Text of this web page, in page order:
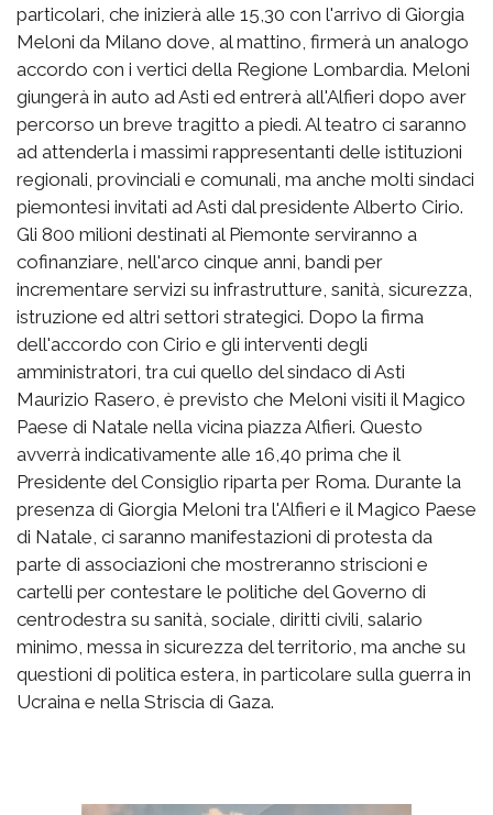
particolari, che inizierà alle 15,30 con l'arrivo di Giorgia
Meloni da Milano dove, al mattino, firmerà un analogo
accordo con i vertici della Regione Lombardia. Meloni
giungerà in auto ad Asti ed entrerà all'Alfieri dopo aver
percorso un breve tragitto a piedi. Al teatro ci saranno
ad attenderla i massimi rappresentanti delle istituzioni
regionali, provinciali e comunali, ma anche molti sindaci
piemontesi invitati ad Asti dal presidente Alberto Cirio.
Gli 800 milioni destinati al Piemonte serviranno a
cofinanziare, nell'arco cinque anni, bandi per
incrementare servizi su infrastrutture, sanità, sicurezza,
istruzione ed altri settori strategici. Dopo la firma
dell'accordo con Cirio e gli interventi degli
amministratori, tra cui quello del sindaco di Asti
Maurizio Rasero, è previsto che Meloni visiti il Magico
Paese di Natale nella vicina piazza Alfieri. Questo
avverrà indicativamente alle 16,40 prima che il
Presidente del Consiglio riparta per Roma. Durante la
presenza di Giorgia Meloni tra l'Alfieri e il Magico Paese
di Natale, ci saranno manifestazioni di protesta da
parte di associazioni che mostreranno striscioni e
cartelli per contestare le politiche del Governo di
centrodestra su sanità, sociale, diritti civili, salario
minimo, messa in sicurezza del territorio, ma anche su
questioni di politica estera, in particolare sulla guerra in
Ucraina e nella Striscia di Gaza.